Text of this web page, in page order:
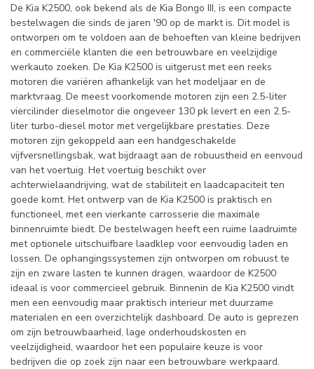
De Kia K2500, ook bekend als de Kia Bongo III, is een compacte
bestelwagen die sinds de jaren '90 op de markt is. Dit model is
ontworpen om te voldoen aan de behoeften van kleine bedrijven
en commerciële klanten die een betrouwbare en veelzijdige
werkauto zoeken. De Kia K2500 is uitgerust met een reeks
motoren die variëren afhankelijk van het modeljaar en de
marktvraag. De meest voorkomende motoren zijn een 2.5-liter
viercilinder dieselmotor die ongeveer 130 pk levert en een 2.5-
liter turbo-diesel motor met vergelijkbare prestaties. Deze
motoren zijn gekoppeld aan een handgeschakelde
vijfversnellingsbak, wat bijdraagt aan de robuustheid en eenvoud
van het voertuig. Het voertuig beschikt over
achterwielaandrijving, wat de stabiliteit en laadcapaciteit ten
goede komt. Het ontwerp van de Kia K2500 is praktisch en
functioneel, met een vierkante carrosserie die maximale
binnenruimte biedt. De bestelwagen heeft een ruime laadruimte
met optionele uitschuifbare laadklep voor eenvoudig laden en
lossen. De ophangingssystemen zijn ontworpen om robuust te
zijn en zware lasten te kunnen dragen, waardoor de K2500
ideaal is voor commercieel gebruik. Binnenin de Kia K2500 vindt
men een eenvoudig maar praktisch interieur met duurzame
materialen en een overzichtelijk dashboard. De auto is geprezen
om zijn betrouwbaarheid, lage onderhoudskosten en
veelzijdigheid, waardoor het een populaire keuze is voor
bedrijven die op zoek zijn naar een betrouwbare werkpaard.